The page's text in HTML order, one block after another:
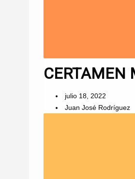
CERTAMEN
julio 18, 2022
Juan José Rodríguez